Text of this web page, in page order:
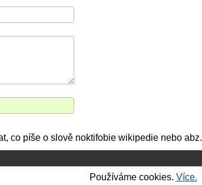
co píše o slově noktifobie wikipedie nebo abz.
Používáme cookies. Více.